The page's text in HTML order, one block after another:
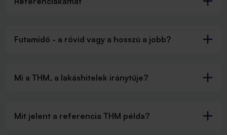
Futamidő - a rövid vagy a hosszú a jobb?
Mi a THM, a lakáshitelek iránytűje?
Mit jelent a referencia THM példa?